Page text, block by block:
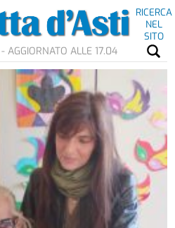
RICERCA
NEL
SITO
ALLE 17.04